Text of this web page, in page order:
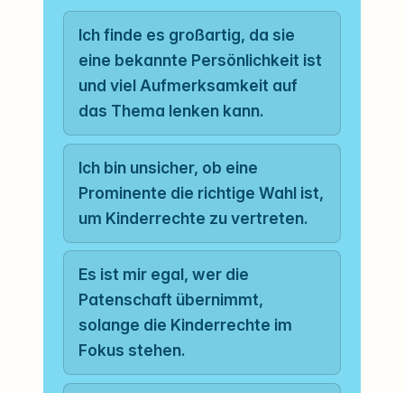
Ich finde es großartig, da sie
eine bekannte Persönlichkeit ist
und viel Aufmerksamkeit auf
das Thema lenken kann.
Ich bin unsicher, ob eine
Prominente die richtige Wahl ist,
um Kinderrechte zu vertreten.
Es ist mir egal, wer die
Patenschaft übernimmt,
solange die Kinderrechte im
Fokus stehen.